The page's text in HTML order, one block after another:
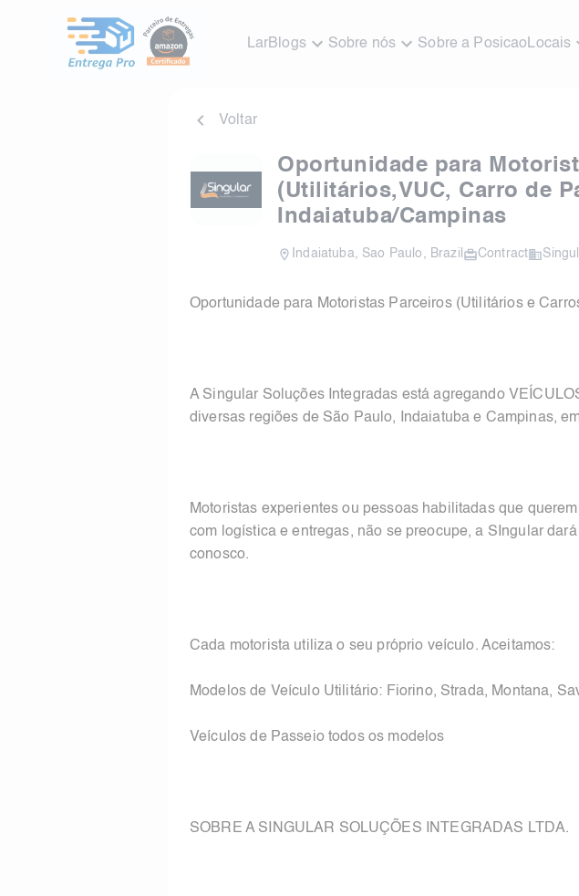
LarBlogs Sobre nós Sobre a Posicao Locais
Voltar
Oportunidade para
(Utilitários,VUC, Carro de
Indaiatuba/Campinas
Indaiatuba, Sao Paulo , Brazil Contract
Oportunidade para Motoristas Parceiros (Utilitários e
A Singular Soluções Integradas está agregando
diversas regiões de São Paulo, Indaiatuba e Campinas,
Motoristas experientes ou pessoas habilitadas que
com logística e entregas, não se preocupe, a SIngular
conosco.
Cada motorista utiliza o seu próprio veículo. Aceitamos:
Modelos de Veículo Utilitário: Fiorino, Strada, Montana,
Veículos de Passeio todos os modelos
SOBRE A SINGULAR SOLUÇÕES INTEGRADAS LTDA.